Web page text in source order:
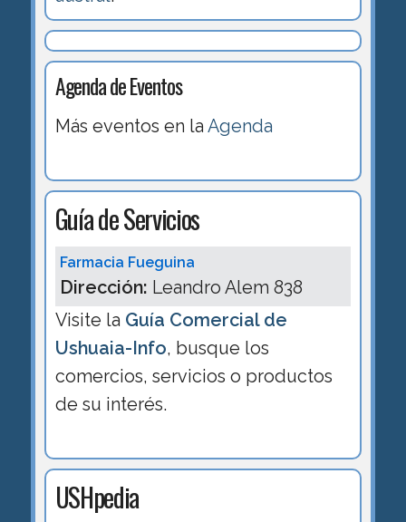
Agenda de Eventos
Más eventos en la Agenda
Guía de Servicios
Farmacia Fueguina
Dirección: Leandro Alem 838
Visite la Guía Comercial de
Ushuaia-Info, busque los
comercios, servicios o productos
de su interés.
USHpedia